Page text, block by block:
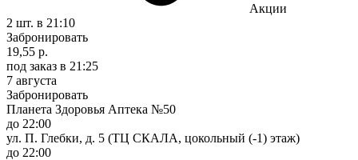
Акции
2 шт. в 21:10
Забронировать
19,55 р.
под заказ в 21:25
7 августа
Забронировать
Планета Здоровья Аптека №50
до 22:00
ул. П. Глебки, д. 5 (ТЦ СКАЛА, цокольный (-1) этаж)
до 22:00